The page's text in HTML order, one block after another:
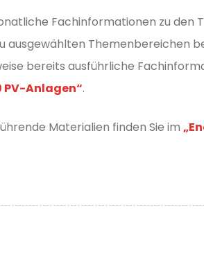
Fachinformationen zu den
ausgewählten Themenbereichen
bereits ausführliche
PV-Anlagen“.
Materialien finden Sie im